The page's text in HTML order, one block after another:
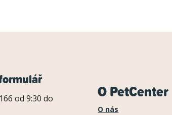
od 9:30 do O PetCenter
O nás